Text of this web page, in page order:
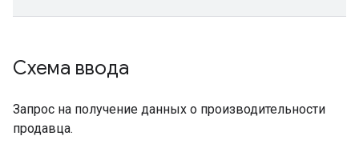
Схема ввода
Запрос на получение данных о производительности
продавца.